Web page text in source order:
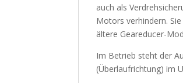
auch als
Motors verhindern.
ältere Geareducer-
Im Betrieb steht der
(Überlaufrichtung) im